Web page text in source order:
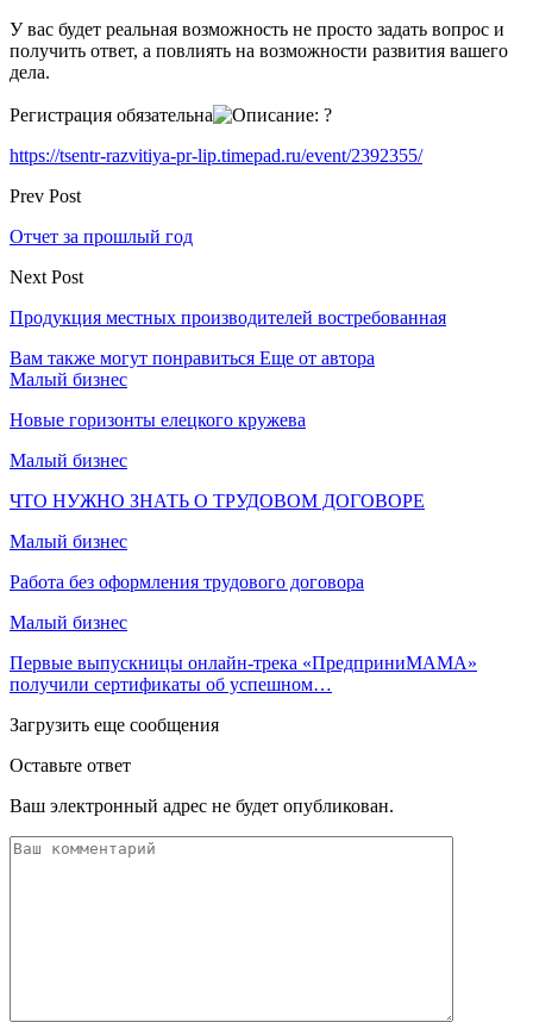
У вас будет реальная возможность не просто задать вопрос и
получить ответ, а повлиять на возможности развития вашего
дела.
Регистрация обязательна
https://tsentr-razvitiya-pr-lip.timepad.ru/event/2392355/
Prev Post
Отчет за прошлый год
Next Post
Продукция местных производителей востребованная
Вам также могут понравиться Еще от автора
Малый бизнес
Новые горизонты елецкого кружева
Малый бизнес
ЧТО НУЖНО ЗНАТЬ О ТРУДОВОМ ДОГОВОРЕ
Малый бизнес
Работа без оформления трудового договора
Малый бизнес
Первые выпускницы онлайн-трека «ПредприниМАМА»
получили сертификаты об успешном…
Загрузить еще сообщения
Оставьте ответ
Ваш электронный адрес не будет опубликован.